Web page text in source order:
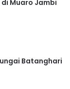
di Muaro Jambi
Batanghari